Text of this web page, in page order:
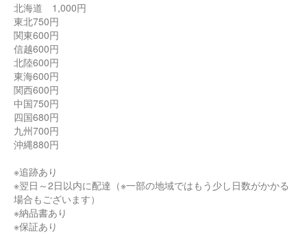
北海道 1,000円
東北750円
関東600円
信越600円
北陸600円
東海600円
関西600円
中国750円
四国680円
九州700円
沖縄880円
※追跡あり
※翌日～2日以内に配達（※一部の地域ではもう少し日数がかかる
場合もございます）
※納品書あり
※保証あり